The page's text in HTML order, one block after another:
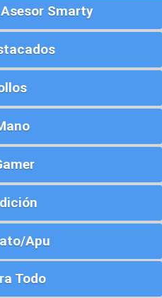
Smarty
Apu
Todo